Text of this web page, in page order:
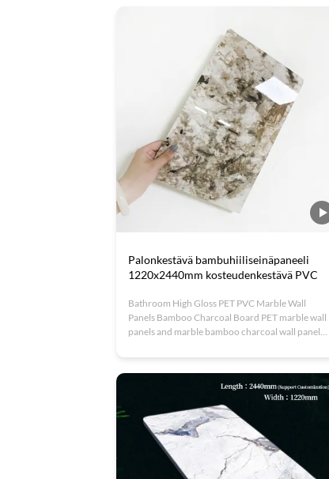
Palonkestävä bambuhiiliseinäpaneeli
1220x2440mm kosteudenkestävä PVC
Bathroom High Gloss PET PVC Marble Wall
Panels Bamboo Charcoal Board PET marble wall
panels and marble bamboo charcoal wall panels
terephthalate) surface with an inner layer of
bamboo charcoal or bamboo ...